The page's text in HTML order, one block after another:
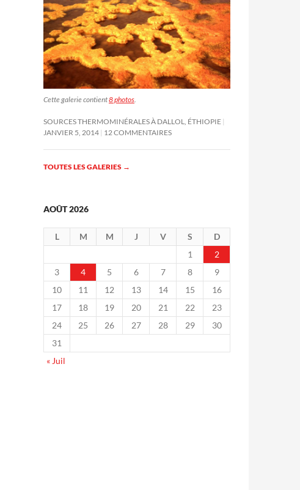
Cette galerie contient8 photos
SOURCES THERMOMINÉRALES À DALLOL, ÉTHIOPIE
JANVIER 5, 2014 12 COMMENTAIRES
TOUTES LES GALERIES →
AOÛT 2026
L M M J V S
D
1
2
3
4 5 6 7 8
9
10
11 12 13 14 15
16
17
18 19 20 21 22
23
24
25 26 27 28 29
30
31
« Juil